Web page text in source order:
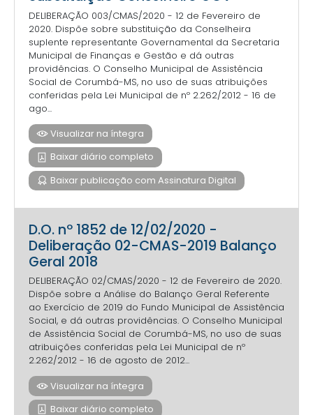
DELIBERAÇÃO 003/CMAS/2020 - 12 de Fevereiro de
2020. Dispõe sobre substituição da Conselheira
suplente representante Governamental da Secretaria
Municipal de Finanças e Gestão e dá outras
providências. O Conselho Municipal de Assistência
Social de Corumbá-MS, no uso de suas atribuições
conferidas pela Lei Municipal de nº 2.262/2012 - 16 de
ago...
Visualizar na íntegra
Baixar diário completo
Baixar publicação com Assinatura Digital
D.O. nº 1852 de 12/02/2020 -
Deliberação 02-CMAS-2019 Balanço
Geral 2018
DELIBERAÇÃO 02/CMAS/2020 - 12 de Fevereiro de 2020.
Dispõe sobre a Análise do Balanço Geral Referente
ao Exercício de 2019 do Fundo Municipal de Assistência
Social, e dá outras providências. O Conselho Municipal
de Assistência Social de Corumbá-MS, no uso de suas
atribuições conferidas pela Lei Municipal de nº
2.262/2012 - 16 de agosto de 2012...
Visualizar na íntegra
Baixar diário completo